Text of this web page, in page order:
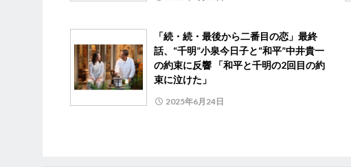
「続・続・最後から二番目の恋」最終
話、“千明”小泉今日子と“和平”中井貴一
の約束に反響 「和平と千明の2回目の約
束に泣けた」
2025年6月24日